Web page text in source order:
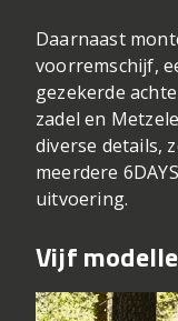
Daarnaast
voorremschijf,
gezekerde
zadel en
diverse details,
meerdere
uitvoering.
Vijf